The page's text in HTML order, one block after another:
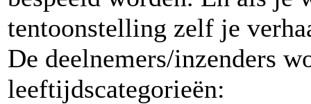
tentoonstelling zelf je
De deelnemers/inzenders
leeftijdscategorieën: